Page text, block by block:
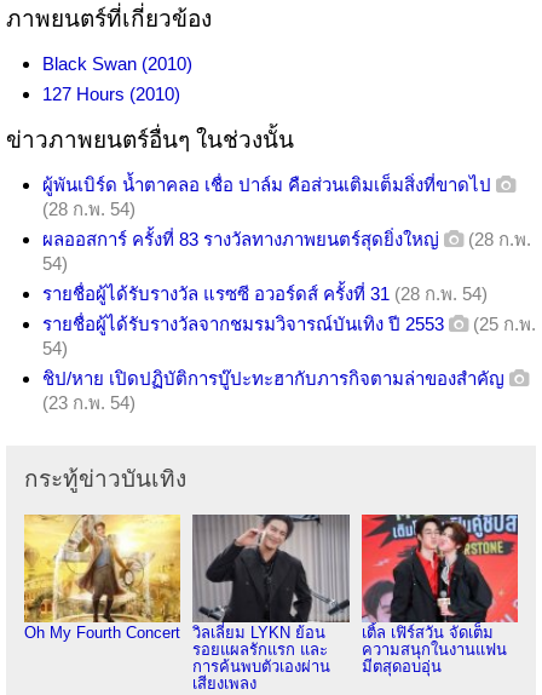
ภาพยนตร์ที่เกี่ยวข้อง
Black Swan (2010)
127 Hours (2010)
ข่าวภาพยนตร์อื่นๆ ในช่วงนั้น
ผู้พันเบิร์ด น้ำตาคลอ เชื่อ ปาล์ม คือส่วนเติมเต็มสิ่งที่ขาดไป
(28 ก.พ. 54)
ผลออสการ์ ครั้งที่ 83 รางวัลทางภาพยนตร์สุดยิ่งใหญ่
(28 ก.พ.
54)
รายชื่อผู้ได้รับรางวัล แรซซี อวอร์ดส์ ครั้งที่ 31 (28 ก.พ. 54)
รายชื่อผู้ได้รับรางวัลจากชมรมวิจารณ์บันเทิง ปี 2553
(25 ก.พ.
54)
ชิป/หาย เปิดปฏิบัติการบู๊ปะทะฮากับภารกิจตามล่าของสำคัญ
(23 ก.พ. 54)
กระทู้ข่าวบันเทิง
Oh My Fourth Concert
วิลเลี่ยม LYKN ย้อน
รอยแผลรักแรก และ
การค้นพบตัวเองผ่าน
เสียงเพลง
เติ้ล เฟิร์สวัน จัดเต็ม
ความสนุกในงานแฟน
มีตสุดอบอุ่น